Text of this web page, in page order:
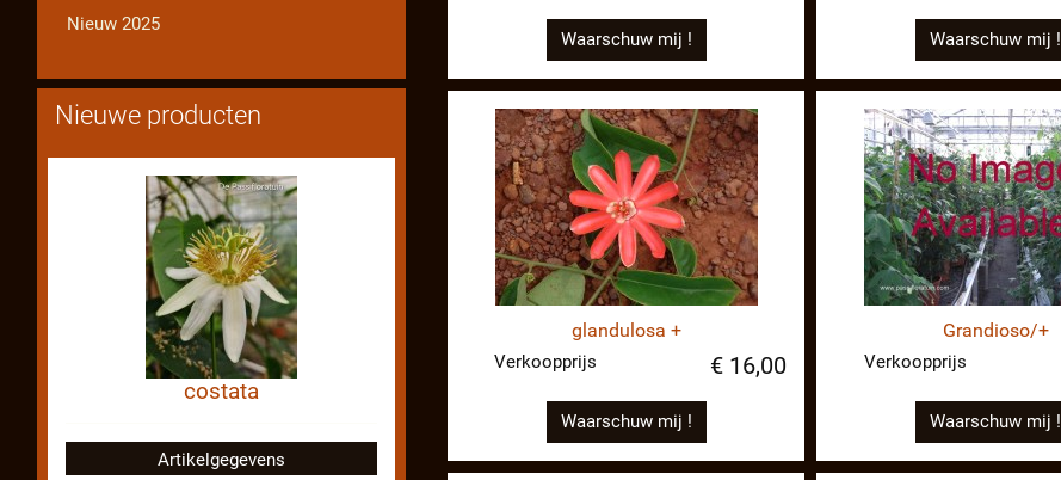
Waarschuw mij ! Waarschuw mij !
glandulosa +
Verkoopprijs € 16,00
Waarschuw mij !
Grandioso/+
Verkoopprijs
Waarschuw mij !
Nieuw 2025
Nieuwe producten
costata
Artikelgegevens